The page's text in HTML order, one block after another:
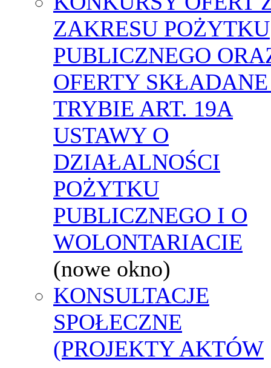
ZAKRESU POŻYTKU
PUBLICZNEGO
OFERTY
TRYBIE ART. 19A
USTAWY O
DZIAŁALNOŚCI
POŻYTKU
PUBLICZNEGO I O
WOLONTARIACIE
(nowe okno)
KONSULTACJE
SPOŁECZNE
(PROJEKTY AKTÓW